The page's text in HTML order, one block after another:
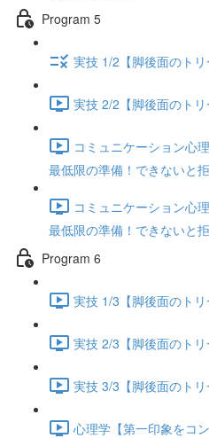
Program 5
実技 1/2【脚後面のト
実技 2/2【脚後面のト
コミュニケーション心
最低限の準備！できないと
コミュニケーション心
最低限の準備！できないと
Program 6
実技 1/3【脚後面のト
実技 2/3【脚後面のト
実技 3/3【脚後面のト
心理学【第一印象をコ